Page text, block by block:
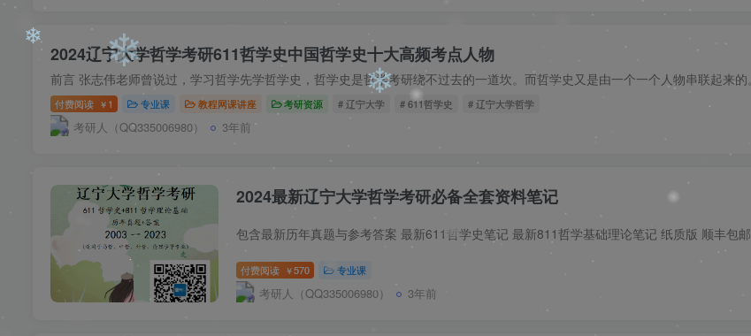
2024辽宁大学哲学考研611哲学史中国哲学史十大高频考点人物
付费阅读 ￥ 1 专业课 教程网课讲座 考研资源 # 辽宁大学 # 611哲学史 # 辽宁大学哲学
考研人（QQ335006980） 3年前
2024最新辽宁大学哲学考研必备全套资料笔记
包含最新历年真题与参考答案 最新611哲学史笔记 最新811哲学基础理论笔记 纸质版 顺丰包邮
付费阅读 ￥570 专业课
考研人（QQ335006980） 3年前
❄
❄
❄
❄ ❄
❄